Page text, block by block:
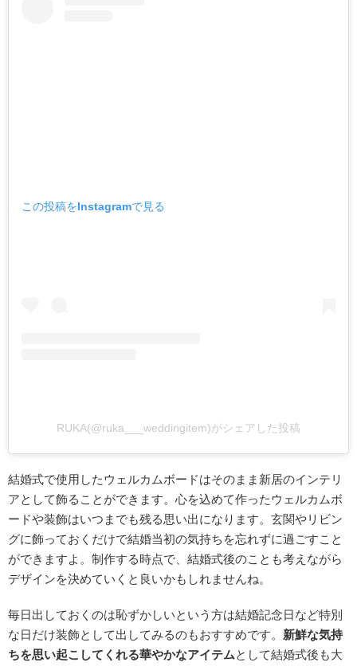
この投稿をInstagramで見る
RUKA(@ruka___weddingitem)がシェアした投稿
結婚式で使用したウェルカムボードはそのまま新居のインテリ
アとして飾ることができます。心を込めて作ったウェルカムボ
ードや装飾はいつまでも残る思い出になります。玄関やリビン
グに飾っておくだけで結婚当初の気持ちを忘れずに過ごすこと
ができますよ。制作する時点で、結婚式後のことも考えながら
デザインを決めていくと良いかもしれませんね。
毎日出しておくのは恥ずかしいという方は結婚記念日など特別
な日だけ装飾として出してみるのもおすすめです。 新鮮な気持
ちを思い起こしてくれる華やかなアイテムとして結婚式後も大